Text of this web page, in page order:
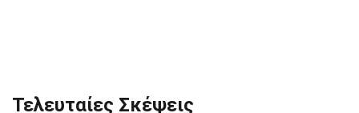
Τελευταίες Σκέψεις